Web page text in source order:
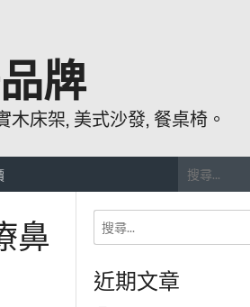
牌
床架, 美式沙發, 餐桌椅。
鼻
近期文章